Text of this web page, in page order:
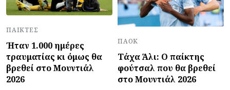
ΠΑΊΚΤΕΣ
Ήταν 1.000 ημέρες
τραυματίας κι όμως θα
βρεθεί στο Μουντιάλ
2026
ΠΑΟΚ
Τάχα Άλι: Ο παίκτης
φούτσαλ που θα βρεθεί
στο Μουντιάλ 2026